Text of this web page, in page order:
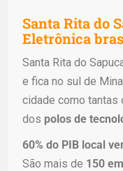
Santa Rita do
Eletrônica
Santa Rita do
e fica no sul de
cidade como tantas
dos polos de
60% do PIB local
São mais de 150